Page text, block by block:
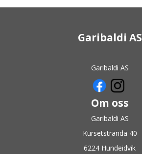
Garibaldi AS
Garibaldi AS
Om oss
Garibaldi AS
Kursetstranda 40
6224 Hundeidvik